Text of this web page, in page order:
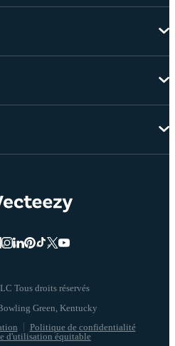
Tous droits réservés
Politique de confidentialité
d'utilisation équitable